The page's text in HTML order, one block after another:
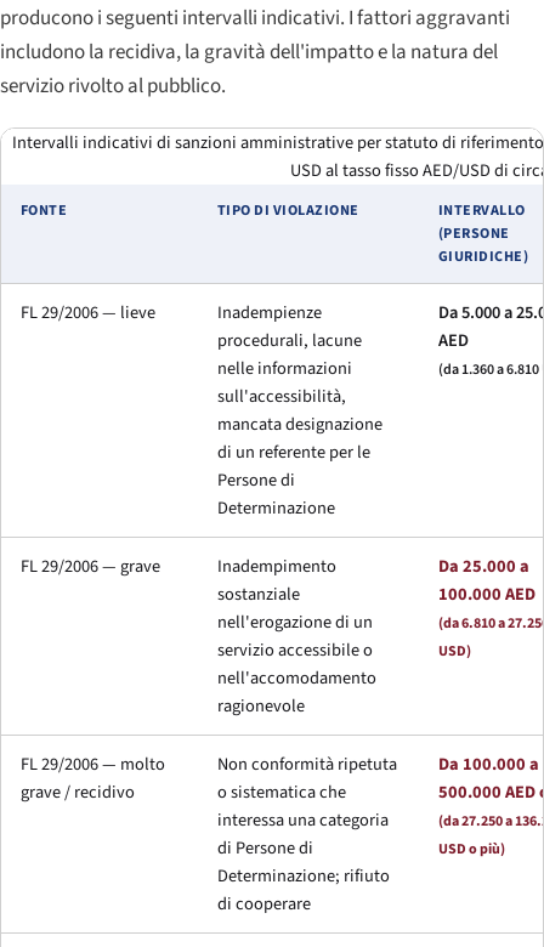
producono i seguenti intervalli indicativi. I fattori aggravanti
includono la recidiva, la gravità dell'impatto e la natura del
servizio rivolto al pubblico.
Intervalli indicativi di sanzioni amministrative per statuto di
USD al tasso fisso AED/USD di
FONTE TIPO DI VIOLAZIONE
INTERVALLO
(PERSONE
GIURIDICHE)
FL 29/2006 — lieve
Inadempienze
procedurali, lacune
nelle informazioni
sull'accessibilità,
mancata designazione
di un referente per le
Persone di
Determinazione
Da 5.000 a
AED
(da 1.360 a 6.810
FL 29/2006 — grave
Inadempimento
sostanziale
nell'erogazione di un
servizio accessibile o
nell'accomodamento
ragionevole
Da 25.000 a
100.000 AED
(da 6.810 a
USD)
FL 29/2006 — molto
grave / recidivo
Non conformità ripetuta
o sistematica che
interessa una categoria
di Persone di
Determinazione; rifiuto
di cooperare
Da 100.000 a
500.000 AED
(da 27.250 a
USD o più)